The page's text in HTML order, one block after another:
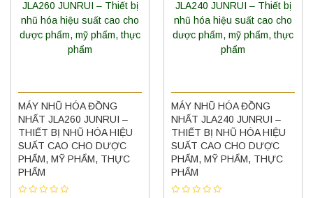
MÁY NHŨ HÓA ĐỒNG
NHẤT JLA260 JUNRUI –
THIẾT BỊ NHŨ HÓA HIỆU
SUẤT CAO CHO DƯỢC
PHẨM, MỸ PHẨM, THỰC
PHẨM
MÁY NHŨ HÓA ĐỒNG
NHẤT JLA240 JUNRUI –
THIẾT BỊ NHŨ HÓA HIỆU
SUẤT CAO CHO DƯỢC
PHẨM, MỸ PHẨM, THỰC
PHẨM